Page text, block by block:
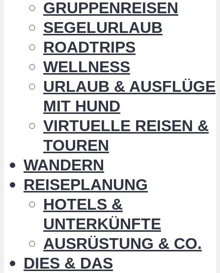
GRUPPENREISEN
SEGELURLAUB
ROADTRIPS
WELLNESS
URLAUB & AUSFLÜGE
MIT HUND
VIRTUELLE REISEN &
TOUREN
WANDERN
REISEPLANUNG
HOTELS &
UNTERKÜNFTE
AUSRÜSTUNG & CO.
DIES & DAS